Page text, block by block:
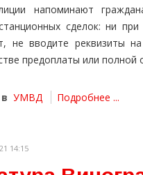
напоминают
сделок: ни
не вводите реквизиты
предоплаты или полной
УМВД Подробнее ...
14:15